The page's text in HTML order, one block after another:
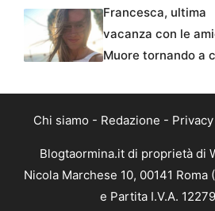
Francesca, ultima
vacanza con le
Muore tornando a
Chi siamo - Redazione -
Blogtaormina.it di proprietà di
Nicola Marchese 10, 00141 Roma
e Partita I.V.A.